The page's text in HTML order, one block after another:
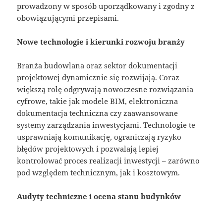
prowadzony w sposób uporządkowany i zgodny z
obowiązującymi przepisami.
Nowe technologie i kierunki rozwoju branży
Branża budowlana oraz sektor dokumentacji
projektowej dynamicznie się rozwijają. Coraz
większą rolę odgrywają nowoczesne rozwiązania
cyfrowe, takie jak modele BIM, elektroniczna
dokumentacja techniczna czy zaawansowane
systemy zarządzania inwestycjami. Technologie te
usprawniają komunikację, ograniczają ryzyko
błędów projektowych i pozwalają lepiej
kontrolować proces realizacji inwestycji – zarówno
pod względem technicznym, jak i kosztowym.
Audyty techniczne i ocena stanu budynków